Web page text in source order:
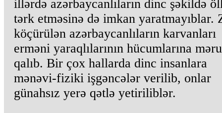
illərdə azərbaycanlıların dinc şəkildə
tərk etməsinə də imkan yaratmayıblar.
köçürülən azərbaycanlıların karvanları
erməni yaraqlılarının hücumlarına
qalıb. Bir çox hallarda dinc insanlara
mənəvi-fiziki işgəncələr verilib, onlar
günahsız yerə qətlə yetiriliblər.